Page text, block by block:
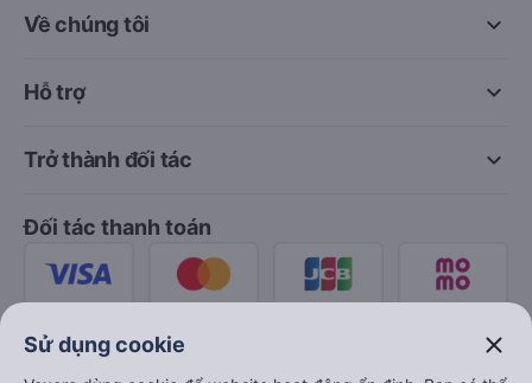
keyboard_arrow_down
Về chúng tôi
keyboard_arrow_down
Hỗ trợ
keyboard_arrow_down
Trở thành đối tác
Đối tác thanh toán
Sử dụng cookie close